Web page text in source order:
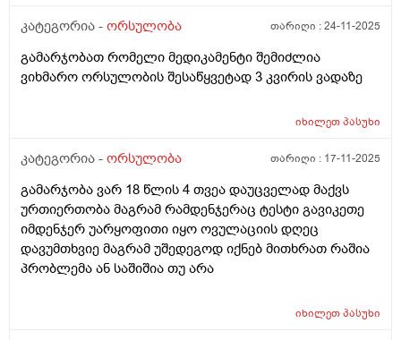
კატეგორია - ორსულობა თარიღი :24-11-2025
გამარჯობათ რომელი მედიკამენტი შემიძლია
ვიხმარო ორსულობის შესაწყვეტად 3 კვირის ვადაზე
იხილეთპასუხი
კატეგორია - ორსულობა თარიღი : 17-11-2025
გამარჯობა ვარ 18 წლის 4 თვეა დაუცველად მაქვს
ურთიერთობა მაგრამ რამდენჯერაც ტესტი გავიკეთე
იმდენჯერ უარყოფითი იყო ოვულაციის დღეც
დავუმთხვიე მაგრამ უშედეგოდ იქნებ მითხრათ რაშია
პრობლემა ან საშიშია თუ არა
იხილეთპასუხი